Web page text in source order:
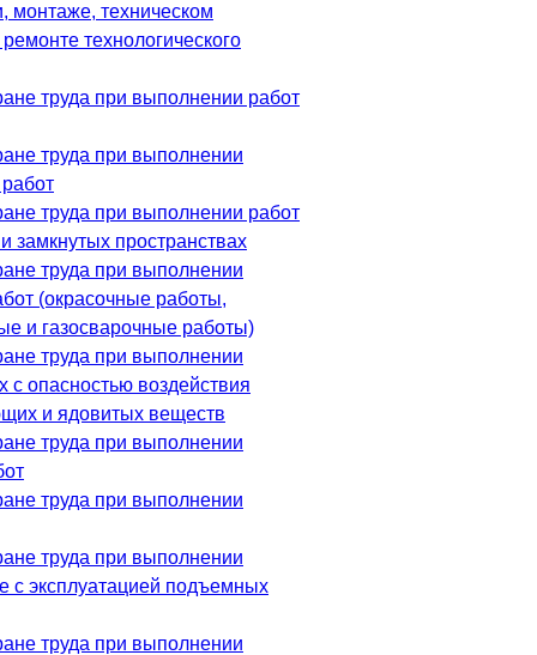
монтаже, техническом
технологического
труда при выполнении работ
труда при выполнении
труда при выполнении работ
замкнутых пространствах
труда при выполнении
(окрасочные работы,
и газосварочные работы)
труда при выполнении
с опасностью воздействия
и ядовитых веществ
труда при выполнении
труда при выполнении
труда при выполнении
с эксплуатацией подъемных
труда при выполнении